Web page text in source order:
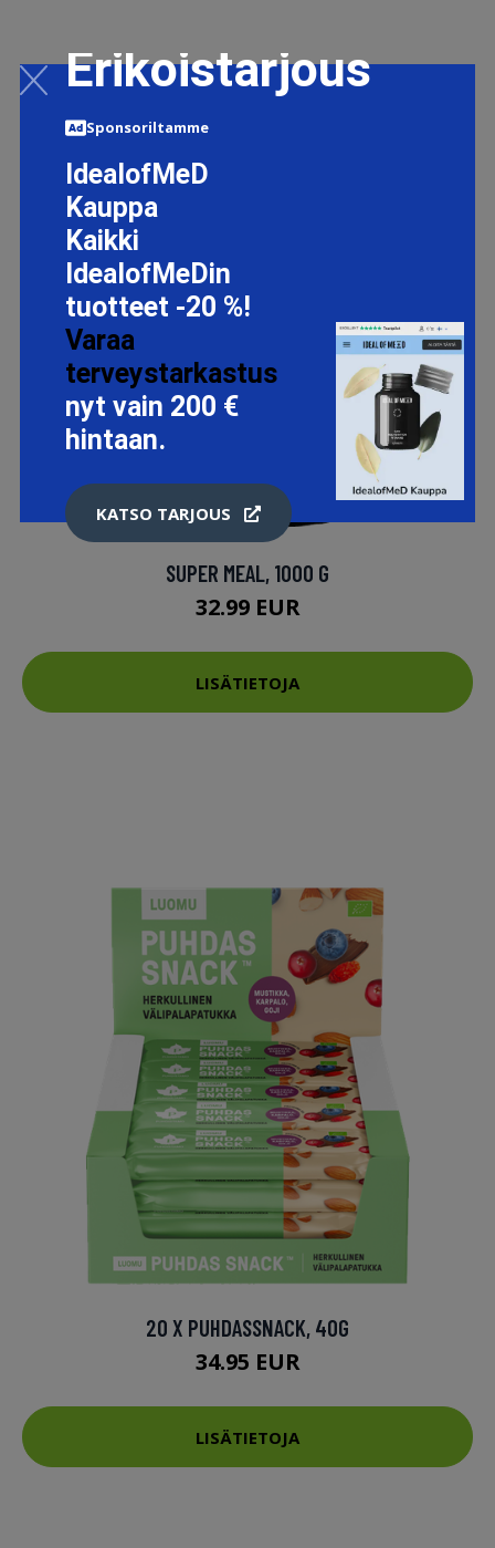
SUPER MEAL, 1000 G
32.99 EUR
LISÄTIETOJA
20 X PUHDASSNACK, 40G
34.95 EUR
LISÄTIETOJA
Erikoistarjous
Sponsoriltamme
IdealofMeD
Kauppa
Kaikki
IdealofMeDin
tuotteet -20 %!
Varaa
terveystarkastus
nyt vain 200 €
hintaan.
KATSO TARJOUS